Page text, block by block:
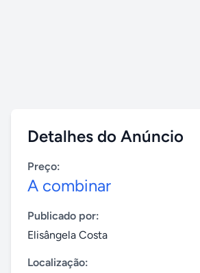
Detalhes do Anúncio
Preço:
A combinar
Publicado por:
Elisângela Costa
Localização: